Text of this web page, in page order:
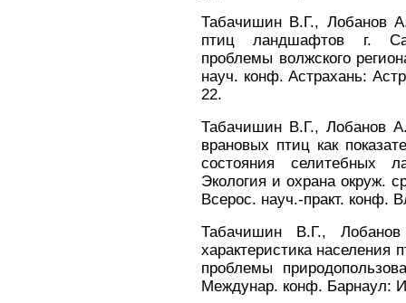
Табачишин В.Г., Лобанов
птиц ландшафтов г.
проблемы волжского
науч. конф. Астрахань:
22.
Табачишин В.Г., Лобанов
врановых птиц как
состояния селитебных
Экология и охрана окруж.
Всерос. науч.-практ. конф.
Табачишин В.Г.,
характеристика населения
проблемы
Междунар. конф. Барнаул: